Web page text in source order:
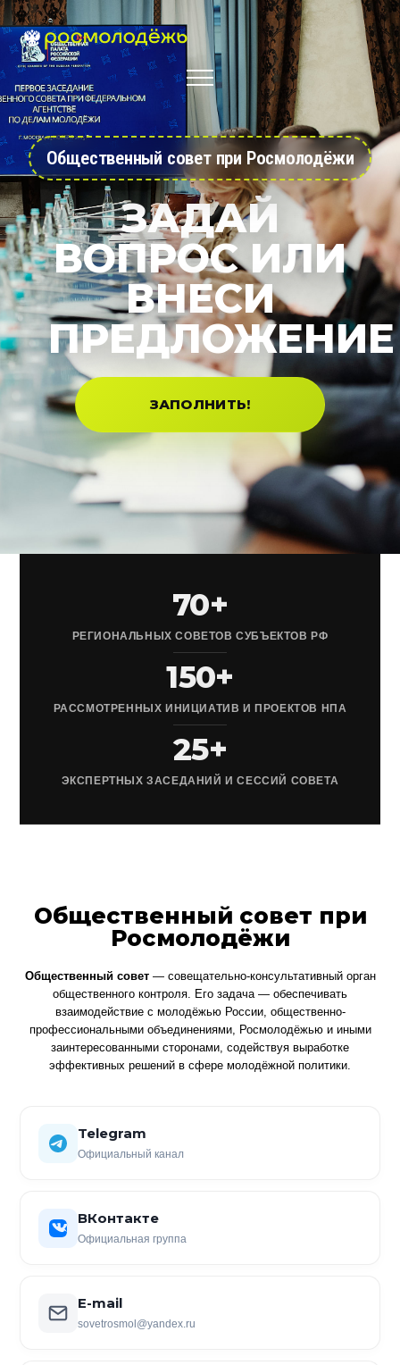
Общественный совет при Росмолодёжи
ЗАДАЙ
ВОПРОС ИЛИ
ВНЕСИ
ПРЕДЛОЖЕНИЕ
ЗАПОЛНИТЬ!
70+
РЕГИОНАЛЬНЫХ СОВЕТОВ СУБЪЕКТОВ РФ
150+
РАССМОТРЕННЫХ ИНИЦИАТИВ И ПРОЕКТОВ НПА
25+
ЭКСПЕРТНЫХ ЗАСЕДАНИЙ И СЕССИЙ СОВЕТА
Общественный совет при
Росмолодёжи
Общественный совет— совещательно-консультативный орган
общественного контроля. Его задача — обеспечивать
взаимодействие с молодёжью России, общественно-
профессиональными объединениями, Росмолодёжью и иными
заинтересованными сторонами, содействуя выработке
эффективных решений в сфере молодёжной политики.
Telegram
Официальный канал
ВКонтакте
Официальная группа
E-mail
sovetrosmol@yandex.ru